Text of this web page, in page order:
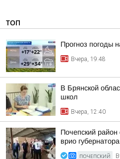
ТОП
Прогноз погоды
Вчера, 19:48
В Брянской
школ
Вчера, 12:40
Почепский
врио
ПОЧЕПСКИЙ